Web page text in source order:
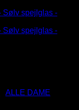
ALLE DAME